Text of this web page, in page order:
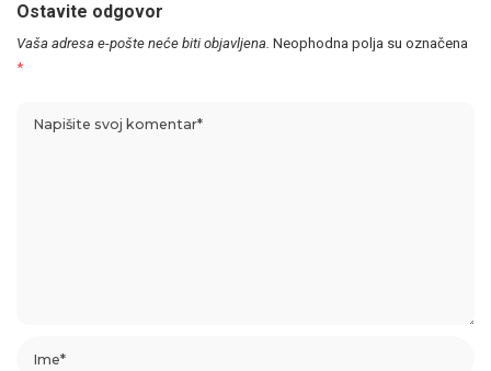
Ostavite odgovor
Vaša adresa e-pošte neće biti objavljena. Neophodna polja su označena
*